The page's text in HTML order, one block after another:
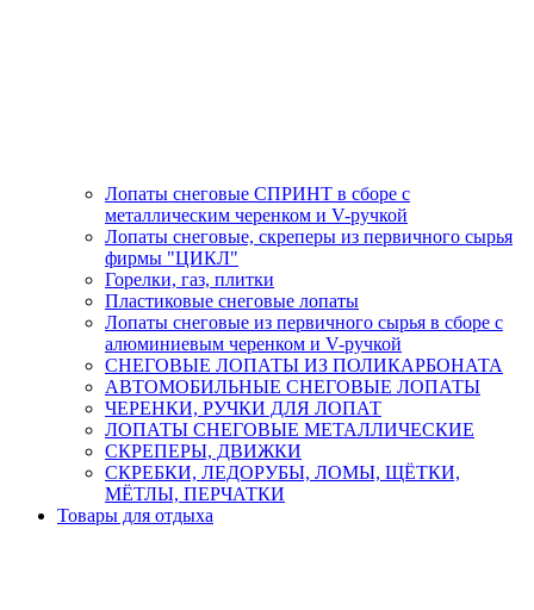
Лопаты снеговые СПРИНТ в сборе с
металлическим черенком и V-ручкой
Лопаты снеговые, скреперы из первичного сырья
фирмы "ЦИКЛ"
Горелки, газ, плитки
Пластиковые снеговые лопаты
Лопаты снеговые из первичного сырья в сборе с
алюминиевым черенком и V-ручкой
СНЕГОВЫЕ ЛОПАТЫ ИЗ ПОЛИКАРБОНАТА
АВТОМОБИЛЬНЫЕ СНЕГОВЫЕ ЛОПАТЫ
ЧЕРЕНКИ, РУЧКИ ДЛЯ ЛОПАТ
ЛОПАТЫ СНЕГОВЫЕ МЕТАЛЛИЧЕСКИЕ
СКРЕПЕРЫ, ДВИЖКИ
СКРЕБКИ, ЛЕДОРУБЫ, ЛОМЫ, ЩЁТКИ,
МЁТЛЫ, ПЕРЧАТКИ
Товары для отдыха